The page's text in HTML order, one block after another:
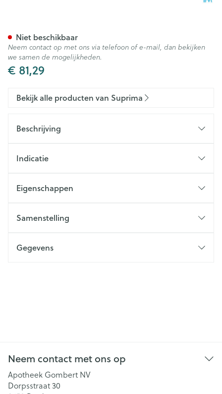
€ 81,29
Niet beschikbaar
Neem contact op met ons via telefoon of e-mail, dan bekijken
we samen de mogelijkheden.
Bekijk alle producten van Suprima
Beschrijving
Indicatie
Eigenschappen
Samenstelling
Gegevens
Neem contact met ons op
Apotheek Gombert NV
Dorpsstraat 30